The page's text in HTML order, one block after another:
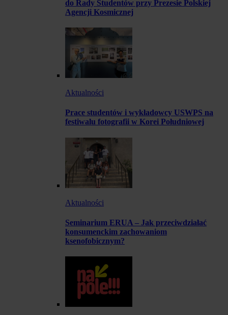
do Rady Studentów przy Prezesie Polskiej
Agencji Kosmicznej
Aktualności
Prace studentów i wykładowcy USWPS na
festiwalu fotografii w Korei Południowej
Aktualności
Seminarium ERUA – Jak przeciwdziałać
konsumenckim zachowaniom
ksenofobicznym?